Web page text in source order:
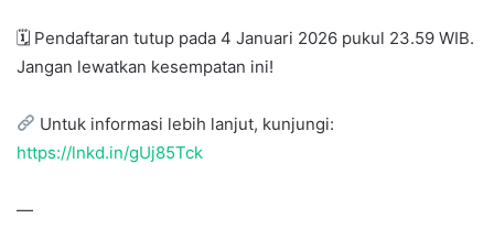
🗓 Pendaftaran tutup pada 4 Januari 2026 pukul 23.59 WIB.
Jangan lewatkan kesempatan ini!
Untuk informasi lebih lanjut, kunjungi:
https://lnkd.in/gUj85Tck
—